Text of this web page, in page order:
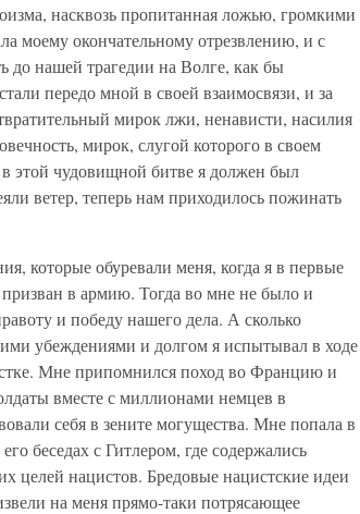
насквозь пропитанная ложью, громкими
моему окончательному отрезвлению, и с
до нашей трагедии на Волге, как бы
передо мной в своей взаимосвязи, и за
мирок лжи, ненависти, насилия
мирок, слугой которого в своем
этой чудовищной битве я должен был
ветер, теперь нам приходилось пожинать
которые обуревали меня, когда я в первые
в армию. Тогда во мне не было и
и победу нашего дела. А сколько
убеждениями и долгом я испытывал в ходе
Мне припомнился поход во Францию и
вместе с миллионами немцев в
себя в зените могущества. Мне попала в
беседах с Гитлером, где содержались
целей нацистов. Бредовые нацистские идеи
на меня прямо-таки потрясающее